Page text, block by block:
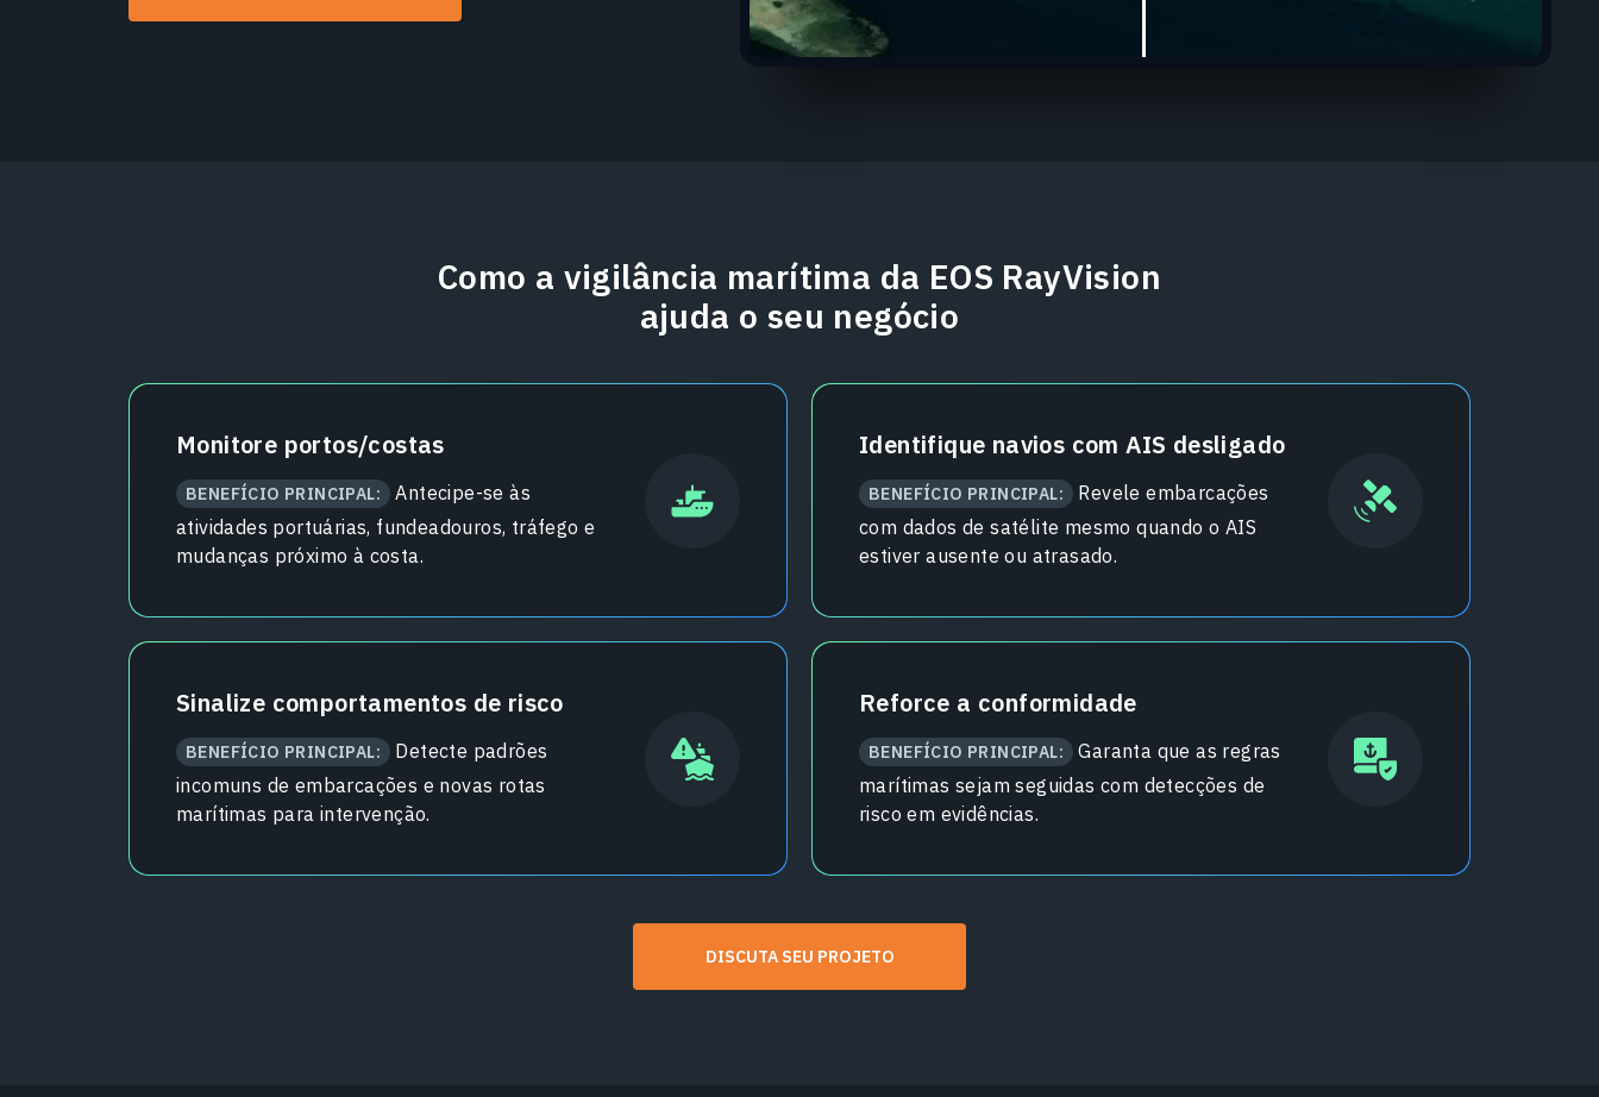
Como a vigilância marítima da EOS RayVision
ajuda o seu negócio
Monitore portos/costas
BENEFÍCIO PRINCIPAL:
Antecipe-se às
atividades portuárias, fundeadouros, tráfego e
mudanças próximo à costa.
Identifique navios com AIS desligado
BENEFÍCIO PRINCIPAL:
Revele embarcações
com dados de satélite mesmo quando o AIS
estiver ausente ou atrasado.
Sinalize comportamentos de risco
BENEFÍCIO PRINCIPAL:
Detecte padrões
incomuns de embarcações e novas rotas
marítimas para intervenção.
Reforce a conformidade
BENEFÍCIO PRINCIPAL:
Garanta que as regras
marítimas sejam seguidas com detecções de
risco em evidências.
DISCUTA SEU PROJETO